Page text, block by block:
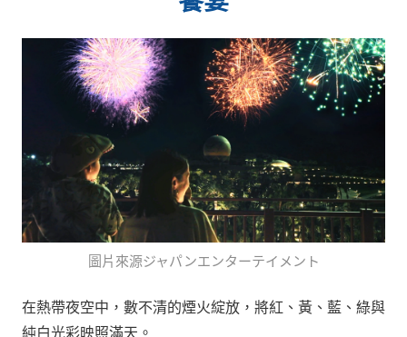
圖片來源ジャパンエンターテイメント
在熱帶夜空中，數不清的煙火綻放，將紅、黃、藍、綠與
純白光彩映照滿天。